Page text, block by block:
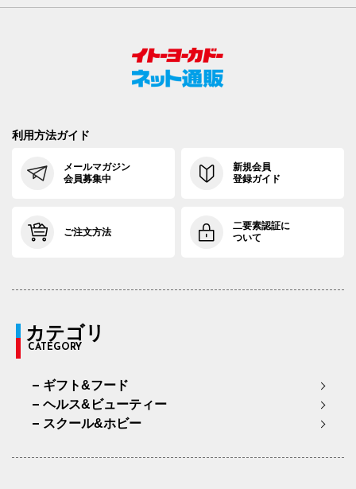
利用方法ガイド
メールマガジン
会員募集中
新規会員
登録ガイド
ご注文方法
二要素認証に
ついて
カテゴリ
CATEGORY
ギフト&フード
ヘルス&ビューティー
スクール&ホビー